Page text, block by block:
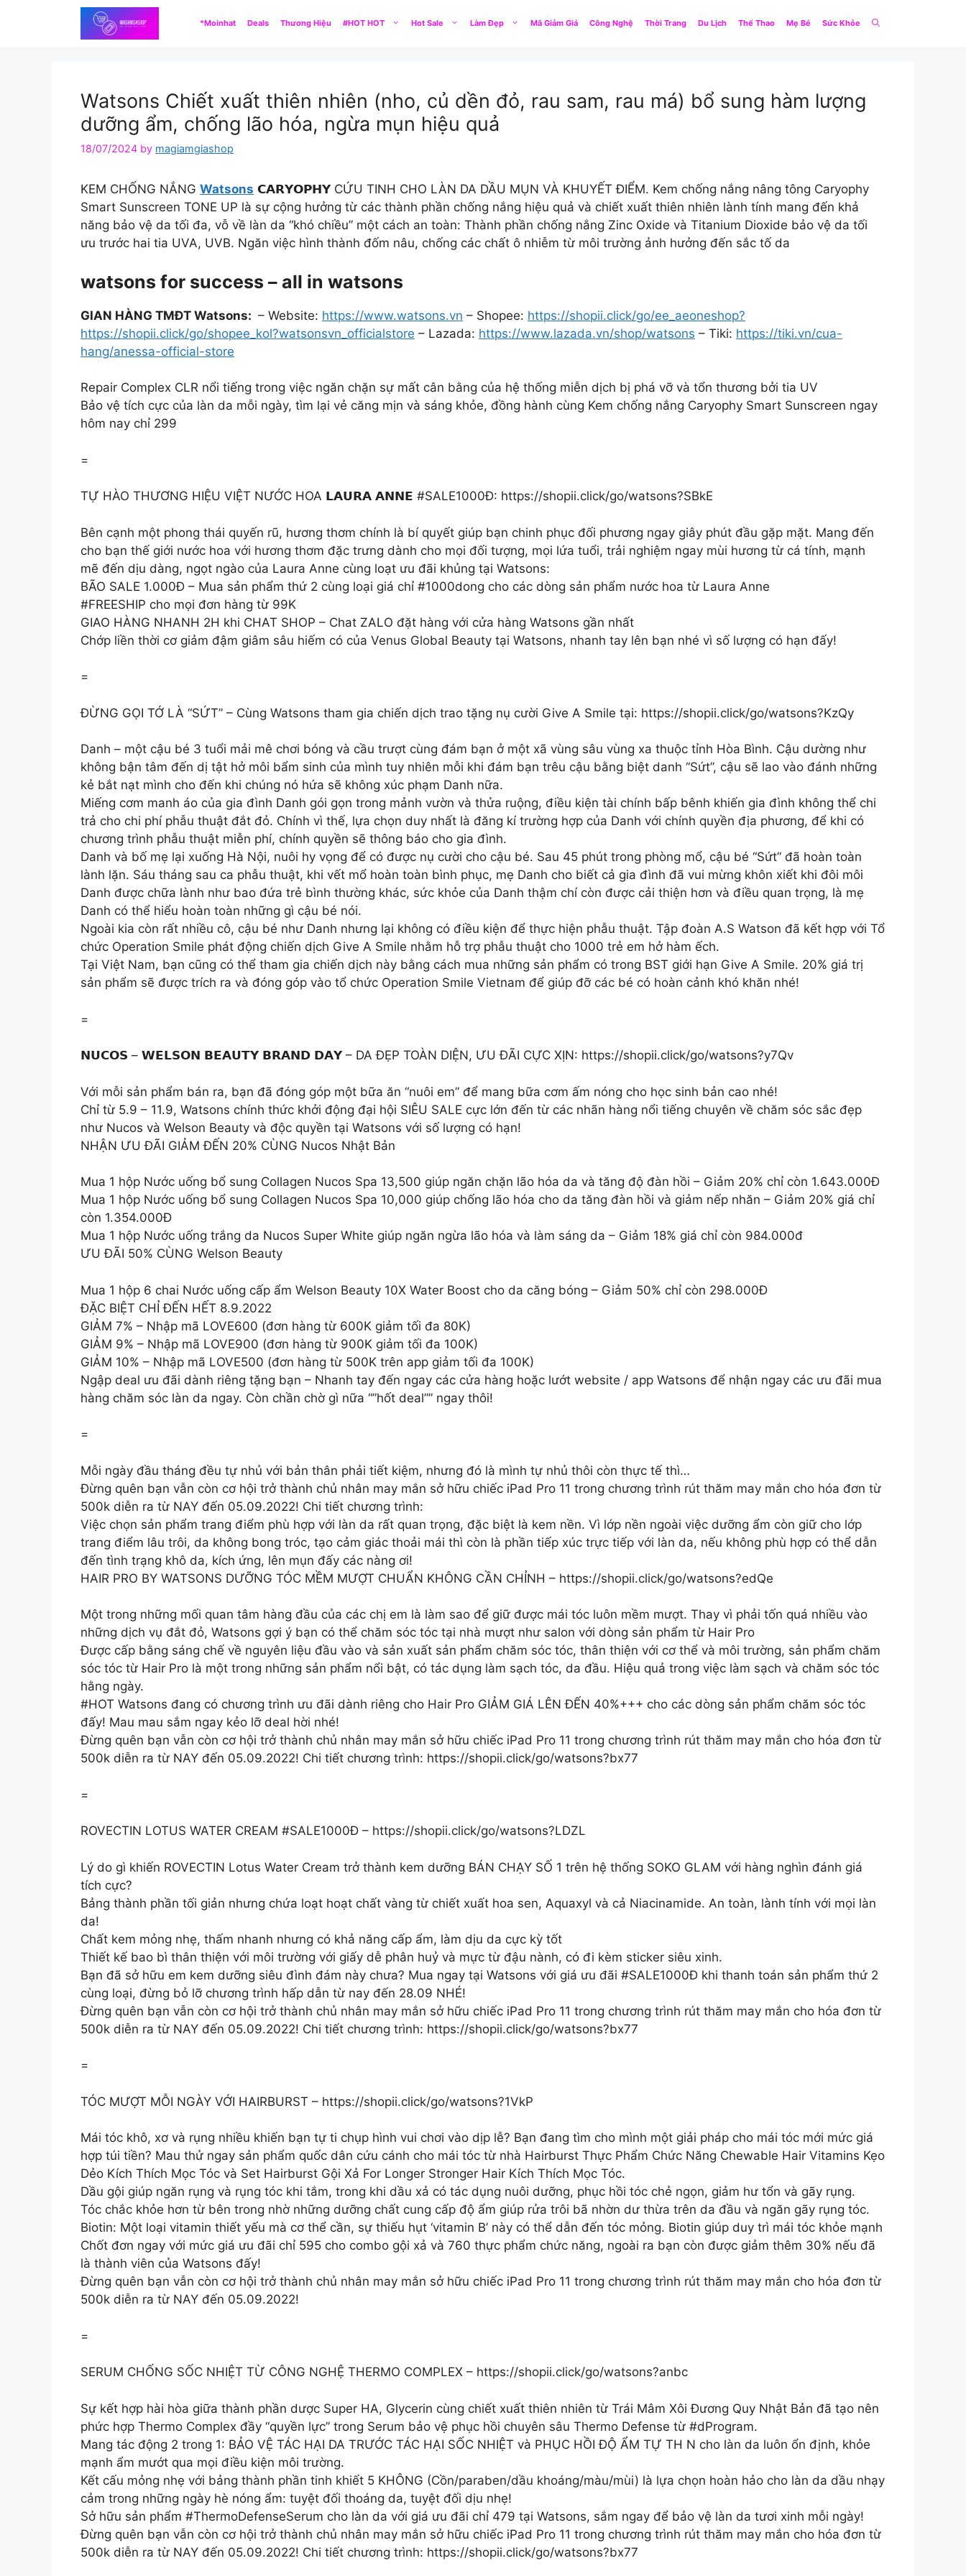
*Moinhat Deals Thương Hiệu #HOT HOT Hot Sale Làm Đẹp Mã Giảm Giá Công Nghệ Thời Trang Du Lịch Thể Thao Mẹ Bé Sức Khỏe
Watsons Chiết xuất thiên nhiên (nho, củ dền đỏ, rau sam, rau má) bổ sung hàm lượng
dưỡng ẩm, chống lão hóa, ngừa mụn hiệu quả
18/07/2024 by magiamgiashop
KEM CHỐNG NẮNG Watsons 𝗖𝗔𝗥𝗬𝗢𝗣𝗛𝗬 CỨU TINH CHO LÀN DA DẦU MỤN VÀ KHUYẾT ĐIỂM. Kem chống nắng nâng tông Caryophy
Smart Sunscreen TONE UP là sự cộng hưởng từ các thành phần chống nắng hiệu quả và chiết xuất thiên nhiên lành tính mang đến khả
năng bảo vệ da tối đa, vỗ về làn da “khó chiều” một cách an toàn: Thành phần chống nắng Zinc Oxide và Titanium Dioxide bảo vệ da tối
ưu trước hai tia UVA, UVB. Ngăn việc hình thành đốm nâu, chống các chất ô nhiễm từ môi trường ảnh hưởng đến sắc tố da
watsons for success – all in watsons
GIAN HÀNG TMĐT Watsons: – Website: https://www.watsons.vn – Shopee: https://shopii.click/go/ee_aeoneshop?
https://shopii.click/go/shopee_kol?watsonsvn_officialstore – Lazada: https://www.lazada.vn/shop/watsons – Tiki: https://tiki.vn/cua-
hang/anessa-official-store
Repair Complex CLR nổi tiếng trong việc ngăn chặn sự mất cân bằng của hệ thống miễn dịch bị phá vỡ và tổn thương bởi tia UV
Bảo vệ tích cực của làn da mỗi ngày, tìm lại vẻ căng mịn và sáng khỏe, đồng hành cùng Kem chống nắng Caryophy Smart Sunscreen ngay
hôm nay chỉ 299
=
TỰ HÀO THƯƠNG HIỆU VIỆT NƯỚC HOA 𝗟𝗔𝗨𝗥𝗔 𝗔𝗡𝗡𝗘 #SALE1000Đ: https://shopii.click/go/watsons?SBkE
Bên cạnh một phong thái quyến rũ, hương thơm chính là bí quyết giúp bạn chinh phục đối phương ngay giây phút đầu gặp mặt. Mang đến
cho bạn thế giới nước hoa với hương thơm đặc trưng dành cho mọi đối tượng, mọi lứa tuổi, trải nghiệm ngay mùi hương từ cá tính, mạnh
mẽ đến dịu dàng, ngọt ngào của Laura Anne cùng loạt ưu đãi khủng tại Watsons:
BÃO SALE 1.000Đ – Mua sản phẩm thứ 2 cùng loại giá chỉ #1000dong cho các dòng sản phẩm nước hoa từ Laura Anne
#FREESHIP cho mọi đơn hàng từ 99K
GIAO HÀNG NHANH 2H khi CHAT SHOP – Chat ZALO đặt hàng với cửa hàng Watsons gần nhất
Chớp liền thời cơ giảm đậm giâm sâu hiếm có của Venus Global Beauty tại Watsons, nhanh tay lên bạn nhé vì số lượng có hạn đấy!
=
ĐỪNG GỌI TỚ LÀ “SỨT” – Cùng Watsons tham gia chiến dịch trao tặng nụ cười Give A Smile tại: https://shopii.click/go/watsons?KzQy
Danh – một cậu bé 3 tuổi mải mê chơi bóng và cầu trượt cùng đám bạn ở một xã vùng sâu vùng xa thuộc tỉnh Hòa Bình. Cậu dường như
không bận tâm đến dị tật hở môi bẩm sinh của mình tuy nhiên mỗi khi đám bạn trêu cậu bằng biệt danh “Sứt”, cậu sẽ lao vào đánh những
kẻ bắt nạt mình cho đến khi chúng nó hứa sẽ không xúc phạm Danh nữa.
Miếng cơm manh áo của gia đình Danh gói gọn trong mảnh vườn và thửa ruộng, điều kiện tài chính bấp bênh khiến gia đình không thể chi
trả cho chi phí phẫu thuật đắt đỏ. Chính vì thế, lựa chọn duy nhất là đăng kí trường hợp của Danh với chính quyền địa phương, để khi có
chương trình phẫu thuật miễn phí, chính quyền sẽ thông báo cho gia đình.
Danh và bố mẹ lại xuống Hà Nội, nuôi hy vọng để có được nụ cười cho cậu bé. Sau 45 phút trong phòng mổ, cậu bé “Sứt” đã hoàn toàn
lành lặn. Sáu tháng sau ca phẫu thuật, khi vết mổ hoàn toàn bình phục, mẹ Danh cho biết cả gia đình đã vui mừng khôn xiết khi đôi môi
Danh được chữa lành như bao đứa trẻ bình thường khác, sức khỏe của Danh thậm chí còn được cải thiện hơn và điều quan trọng, là mẹ
Danh có thể hiểu hoàn toàn những gì cậu bé nói.
Ngoài kia còn rất nhiều cô, cậu bé như Danh nhưng lại không có điều kiện để thực hiện phẫu thuật. Tập đoàn A.S Watson đã kết hợp với Tổ
chức Operation Smile phát động chiến dịch Give A Smile nhằm hỗ trợ phẫu thuật cho 1000 trẻ em hở hàm ếch.
Tại Việt Nam, bạn cũng có thể tham gia chiến dịch này bằng cách mua những sản phẩm có trong BST giới hạn Give A Smile. 20% giá trị
sản phẩm sẽ được trích ra và đóng góp vào tổ chức Operation Smile Vietnam để giúp đỡ các bé có hoàn cảnh khó khăn nhé!
=
𝗡𝗨𝗖𝗢𝗦 – 𝗪𝗘𝗟𝗦𝗢𝗡 𝗕𝗘𝗔𝗨𝗧𝗬 𝗕𝗥𝗔𝗡𝗗 𝗗𝗔𝗬 – DA ĐẸP TOÀN DIỆN, ƯU ĐÃI CỰC XỊN: https://shopii.click/go/watsons?y7Qv
Với mỗi sản phẩm bán ra, bạn đã đóng góp một bữa ăn “nuôi em” để mang bữa cơm ấm nóng cho học sinh bản cao nhé!
Chỉ từ 5.9 – 11.9, Watsons chính thức khởi động đại hội SIÊU SALE cực lớn đến từ các nhãn hàng nổi tiếng chuyên về chăm sóc sắc đẹp
như Nucos và Welson Beauty và độc quyền tại Watsons với số lượng có hạn!
NHẬN ƯU ĐÃI GIẢM ĐẾN 20% CÙNG Nucos Nhật Bản
Mua 1 hộp Nước uống bổ sung Collagen Nucos Spa 13,500 giúp ngăn chặn lão hóa da và tăng độ đàn hồi – Giảm 20% chỉ còn 1.643.000Đ
Mua 1 hộp Nước uống bổ sung Collagen Nucos Spa 10,000 giúp chống lão hóa cho da tăng đàn hồi và giảm nếp nhăn – Giảm 20% giá chỉ
còn 1.354.000Đ
Mua 1 hộp Nước uống trắng da Nucos Super White giúp ngăn ngừa lão hóa và làm sáng da – Giảm 18% giá chỉ còn 984.000đ
ƯU ĐÃI 50% CÙNG Welson Beauty
Mua 1 hộp 6 chai Nước uống cấp ẩm Welson Beauty 10X Water Boost cho da căng bóng – Giảm 50% chỉ còn 298.000Đ
ĐẶC BIỆT CHỈ ĐẾN HẾT 8.9.2022
GIẢM 7% – Nhập mã LOVE600 (đơn hàng từ 600K giảm tối đa 80K)
GIẢM 9% – Nhập mã LOVE900 (đơn hàng từ 900K giảm tối đa 100K)
GIẢM 10% – Nhập mã LOVE500 (đơn hàng từ 500K trên app giảm tối đa 100K)
Ngập deal ưu đãi dành riêng tặng bạn – Nhanh tay đến ngay các cửa hàng hoặc lướt website / app Watsons để nhận ngay các ưu đãi mua
hàng chăm sóc làn da ngay. Còn chần chờ gì nữa “”hốt deal”” ngay thôi!
=
Mỗi ngày đầu tháng đều tự nhủ với bản thân phải tiết kiệm, nhưng đó là mình tự nhủ thôi còn thực tế thì…
Đừng quên bạn vẫn còn cơ hội trở thành chủ nhân may mắn sở hữu chiếc iPad Pro 11 trong chương trình rút thăm may mắn cho hóa đơn từ
500k diễn ra từ NAY đến 05.09.2022! Chi tiết chương trình:
Việc chọn sản phẩm trang điểm phù hợp với làn da rất quan trọng, đặc biệt là kem nền. Vì lớp nền ngoài việc dưỡng ẩm còn giữ cho lớp
trang điểm lâu trôi, da không bong tróc, tạo cảm giác thoải mái thì còn là phần tiếp xúc trực tiếp với làn da, nếu không phù hợp có thể dẫn
đến tình trạng khô da, kích ứng, lên mụn đấy các nàng ơi!
HAIR PRO BY WATSONS DƯỠNG TÓC MỀM MƯỢT CHUẨN KHÔNG CẦN CHỈNH – https://shopii.click/go/watsons?edQe
Một trong những mối quan tâm hàng đầu của các chị em là làm sao để giữ được mái tóc luôn mềm mượt. Thay vì phải tốn quá nhiều vào
những dịch vụ đắt đỏ, Watsons gợi ý bạn có thể chăm sóc tóc tại nhà mượt như salon với dòng sản phẩm từ Hair Pro
Được cấp bằng sáng chế về nguyên liệu đầu vào và sản xuất sản phẩm chăm sóc tóc, thân thiện với cơ thể và môi trường, sản phẩm chăm
sóc tóc từ Hair Pro là một trong những sản phẩm nổi bật, có tác dụng làm sạch tóc, da đầu. Hiệu quả trong việc làm sạch và chăm sóc tóc
hằng ngày.
#HOT Watsons đang có chương trình ưu đãi dành riêng cho Hair Pro GIẢM GIÁ LÊN ĐẾN 40%+++ cho các dòng sản phẩm chăm sóc tóc
đấy! Mau mau sắm ngay kẻo lỡ deal hời nhé!
Đừng quên bạn vẫn còn cơ hội trở thành chủ nhân may mắn sở hữu chiếc iPad Pro 11 trong chương trình rút thăm may mắn cho hóa đơn từ
500k diễn ra từ NAY đến 05.09.2022! Chi tiết chương trình: https://shopii.click/go/watsons?bx77
=
ROVECTIN LOTUS WATER CREAM #SALE1000Đ – https://shopii.click/go/watsons?LDZL
Lý do gì khiến ROVECTIN Lotus Water Cream trở thành kem dưỡng BÁN CHẠY SỐ 1 trên hệ thống SOKO GLAM với hàng nghìn đánh giá
tích cực?
Bảng thành phần tối giản nhưng chứa loạt hoạt chất vàng từ chiết xuất hoa sen, Aquaxyl và cả Niacinamide. An toàn, lành tính với mọi làn
da!
Chất kem mỏng nhẹ, thấm nhanh nhưng có khả năng cấp ẩm, làm dịu da cực kỳ tốt
Thiết kế bao bì thân thiện với môi trường với giấy dễ phân huỷ và mực từ đậu nành, có đi kèm sticker siêu xinh.
Bạn đã sở hữu em kem dưỡng siêu đình đám này chưa? Mua ngay tại Watsons với giá ưu đãi #SALE1000Đ khi thanh toán sản phẩm thứ 2
cùng loại, đừng bỏ lỡ chương trình hấp dẫn từ nay đến 28.09 NHÉ!
Đừng quên bạn vẫn còn cơ hội trở thành chủ nhân may mắn sở hữu chiếc iPad Pro 11 trong chương trình rút thăm may mắn cho hóa đơn từ
500k diễn ra từ NAY đến 05.09.2022! Chi tiết chương trình: https://shopii.click/go/watsons?bx77
=
TÓC MƯỢT MỖI NGÀY VỚI HAIRBURST – https://shopii.click/go/watsons?1VkP
Mái tóc khô, xơ và rụng nhiều khiến bạn tự ti chụp hình vui chơi vào dịp lễ? Bạn đang tìm cho mình một giải pháp cho mái tóc mới mức giá
hợp túi tiền? Mau thử ngay sản phẩm quốc dân cứu cánh cho mái tóc từ nhà Hairburst Thực Phẩm Chức Năng Chewable Hair Vitamins Kẹo
Dẻo Kích Thích Mọc Tóc và Set Hairburst Gội Xả For Longer Stronger Hair Kích Thích Mọc Tóc.
Dầu gội giúp ngăn rụng và rụng tóc khi tắm, trong khi dầu xả có tác dụng nuôi dưỡng, phục hồi tóc chẻ ngọn, giảm hư tổn và gãy rụng.
Tóc chắc khỏe hơn từ bên trong nhờ những dưỡng chất cung cấp độ ẩm giúp rửa trôi bã nhờn dư thừa trên da đầu và ngăn gãy rụng tóc.
Biotin: Một loại vitamin thiết yếu mà cơ thể cần, sự thiếu hụt ‘vitamin B’ này có thể dẫn đến tóc mỏng. Biotin giúp duy trì mái tóc khỏe mạnh
Chốt đơn ngay với mức giá ưu đãi chỉ 595 cho combo gội xả và 760 thực phẩm chức năng, ngoài ra bạn còn được giảm thêm 30% nếu đã
là thành viên của Watsons đấy!
Đừng quên bạn vẫn còn cơ hội trở thành chủ nhân may mắn sở hữu chiếc iPad Pro 11 trong chương trình rút thăm may mắn cho hóa đơn từ
500k diễn ra từ NAY đến 05.09.2022!
=
SERUM CHỐNG SỐC NHIỆT TỪ CÔNG NGHỆ THERMO COMPLEX – https://shopii.click/go/watsons?anbc
Sự kết hợp hài hòa giữa thành phần dược Super HA, Glycerin cùng chiết xuất thiên nhiên từ Trái Mâm Xôi Đương Quy Nhật Bản đã tạo nên
phức hợp Thermo Complex đầy “quyền lực” trong Serum bảo vệ phục hồi chuyên sâu Thermo Defense từ #dProgram.
Mang tác động 2 trong 1: BẢO VỆ TÁC HẠI DA TRƯỚC TÁC HẠI SỐC NHIỆT và PHỤC HỒI ĐỘ ẨM TỰ TH N cho làn da luôn ổn định, khỏe
mạnh ẩm mướt qua mọi điều kiện môi trường.
Kết cấu mỏng nhẹ với bảng thành phần tinh khiết 5 KHÔNG (Cồn/paraben/dầu khoáng/màu/mùi) là lựa chọn hoàn hảo cho làn da dầu nhạy
cảm trong những ngày hè nóng ẩm: tuyệt đối thoáng da, tuyệt đối dịu nhẹ!
Sở hữu sản phẩm #ThermoDefenseSerum cho làn da với giá ưu đãi chỉ 479 tại Watsons, sắm ngay để bảo vệ làn da tươi xinh mỗi ngày!
Đừng quên bạn vẫn còn cơ hội trở thành chủ nhân may mắn sở hữu chiếc iPad Pro 11 trong chương trình rút thăm may mắn cho hóa đơn từ
500k diễn ra từ NAY đến 05.09.2022! Chi tiết chương trình: https://shopii.click/go/watsons?bx77